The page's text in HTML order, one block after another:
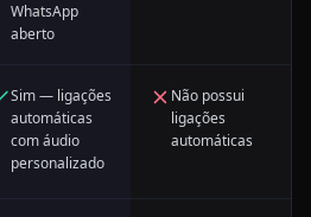
WhatsApp
aberto
Sim — ligações
automáticas
com áudio
personalizado
Não possui
ligações
automáticas